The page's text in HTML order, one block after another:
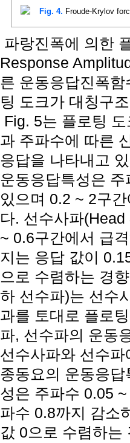
Fig. 4. Froude-Krylov
파랑진폭에 의한
Response
른 운동응답진폭
팅 도크가 대칭구
Fig. 5는 플로팅
과 주파수에 따른
응답을 나타내고
운동응답특성은
있으며 0.2 ~ 2구
다. 선수사파
~ 0.6구간에서 급
지는 응답 값이
으로 수렴하는 경
하 선수파)는 선수
과를 토대로 플로
파, 선수파의 운동
선수사파와 선수
종동요의 운동응
성은 주파수 0.05
파수 0.8까지 감소
값 0으로 수렴하는